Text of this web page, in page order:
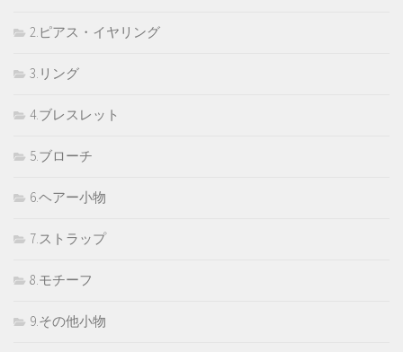
2.ピアス・イヤリング
3.リング
4.ブレスレット
5.ブローチ
6.ヘアー小物
7.ストラップ
8.モチーフ
9.その他小物